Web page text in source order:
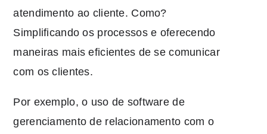
atendimento ao cliente. Como?
Simplificando os processos e oferecendo
maneiras mais eficientes de se comunicar
com os clientes.
Por exemplo, o uso de software de
gerenciamento de relacionamento com o